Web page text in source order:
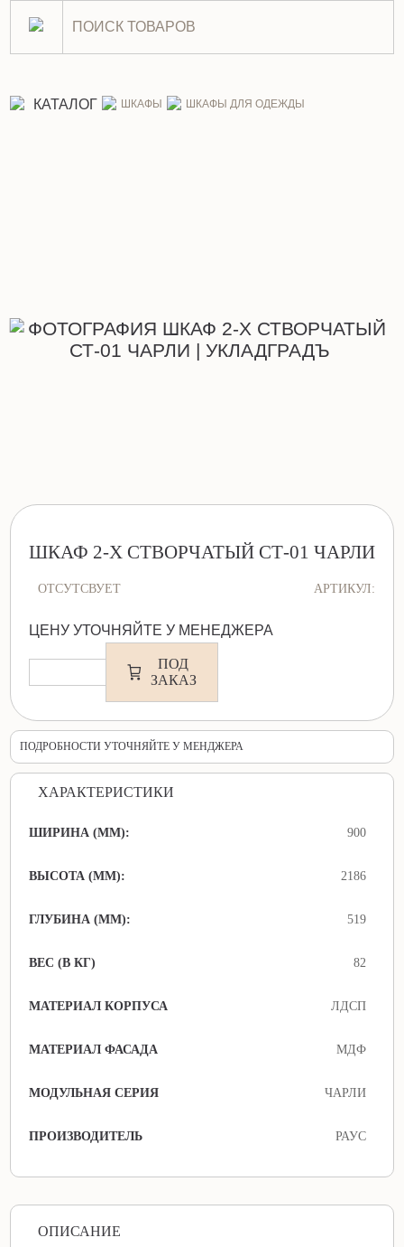
Шкаф 2-х створчатый СТ-01
КАТАЛОГ ШКАФЫ ШКАФЫ ДЛЯ ОДЕЖДЫ
ШКАФ 2-Х СТВОРЧАТЫЙ СТ-01 ЧАРЛИ
ОТСУТСВУЕТ АРТИКУЛ:
ЦЕНУ УТОЧНЯЙТЕ У МЕНЕДЖЕРА
ПОД
ЗАКАЗ
ПОДРОБНОСТИ УТОЧНЯЙТЕ У МЕНДЖЕРА
ХАРАКТЕРИСТИКИ
ШИРИНА (ММ): 900
ВЫСОТА (ММ): 2186
ГЛУБИНА (ММ): 519
ВЕС (В КГ) 82
МАТЕРИАЛ КОРПУСА ЛДСП
МАТЕРИАЛ ФАСАДА МДФ
МОДУЛЬНАЯ СЕРИЯ ЧАРЛИ
ПРОИЗВОДИТЕЛЬ РАУС
ОПИСАНИЕ